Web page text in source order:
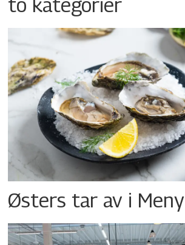
Østers tar av i Meny